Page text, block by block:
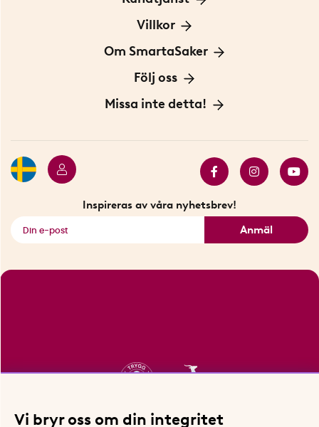
Kontakta oss
För Företag
Villkor
Frakt och leverans
Personuppgiftspolicy
Om SmartaSaker
Om oss
Vår historia
Följ oss
Blogg: Smarta tips
Missa inte detta!
Inspireras av våra nyhetsbrev!
Anmäl
Vi bryr oss om din integritet